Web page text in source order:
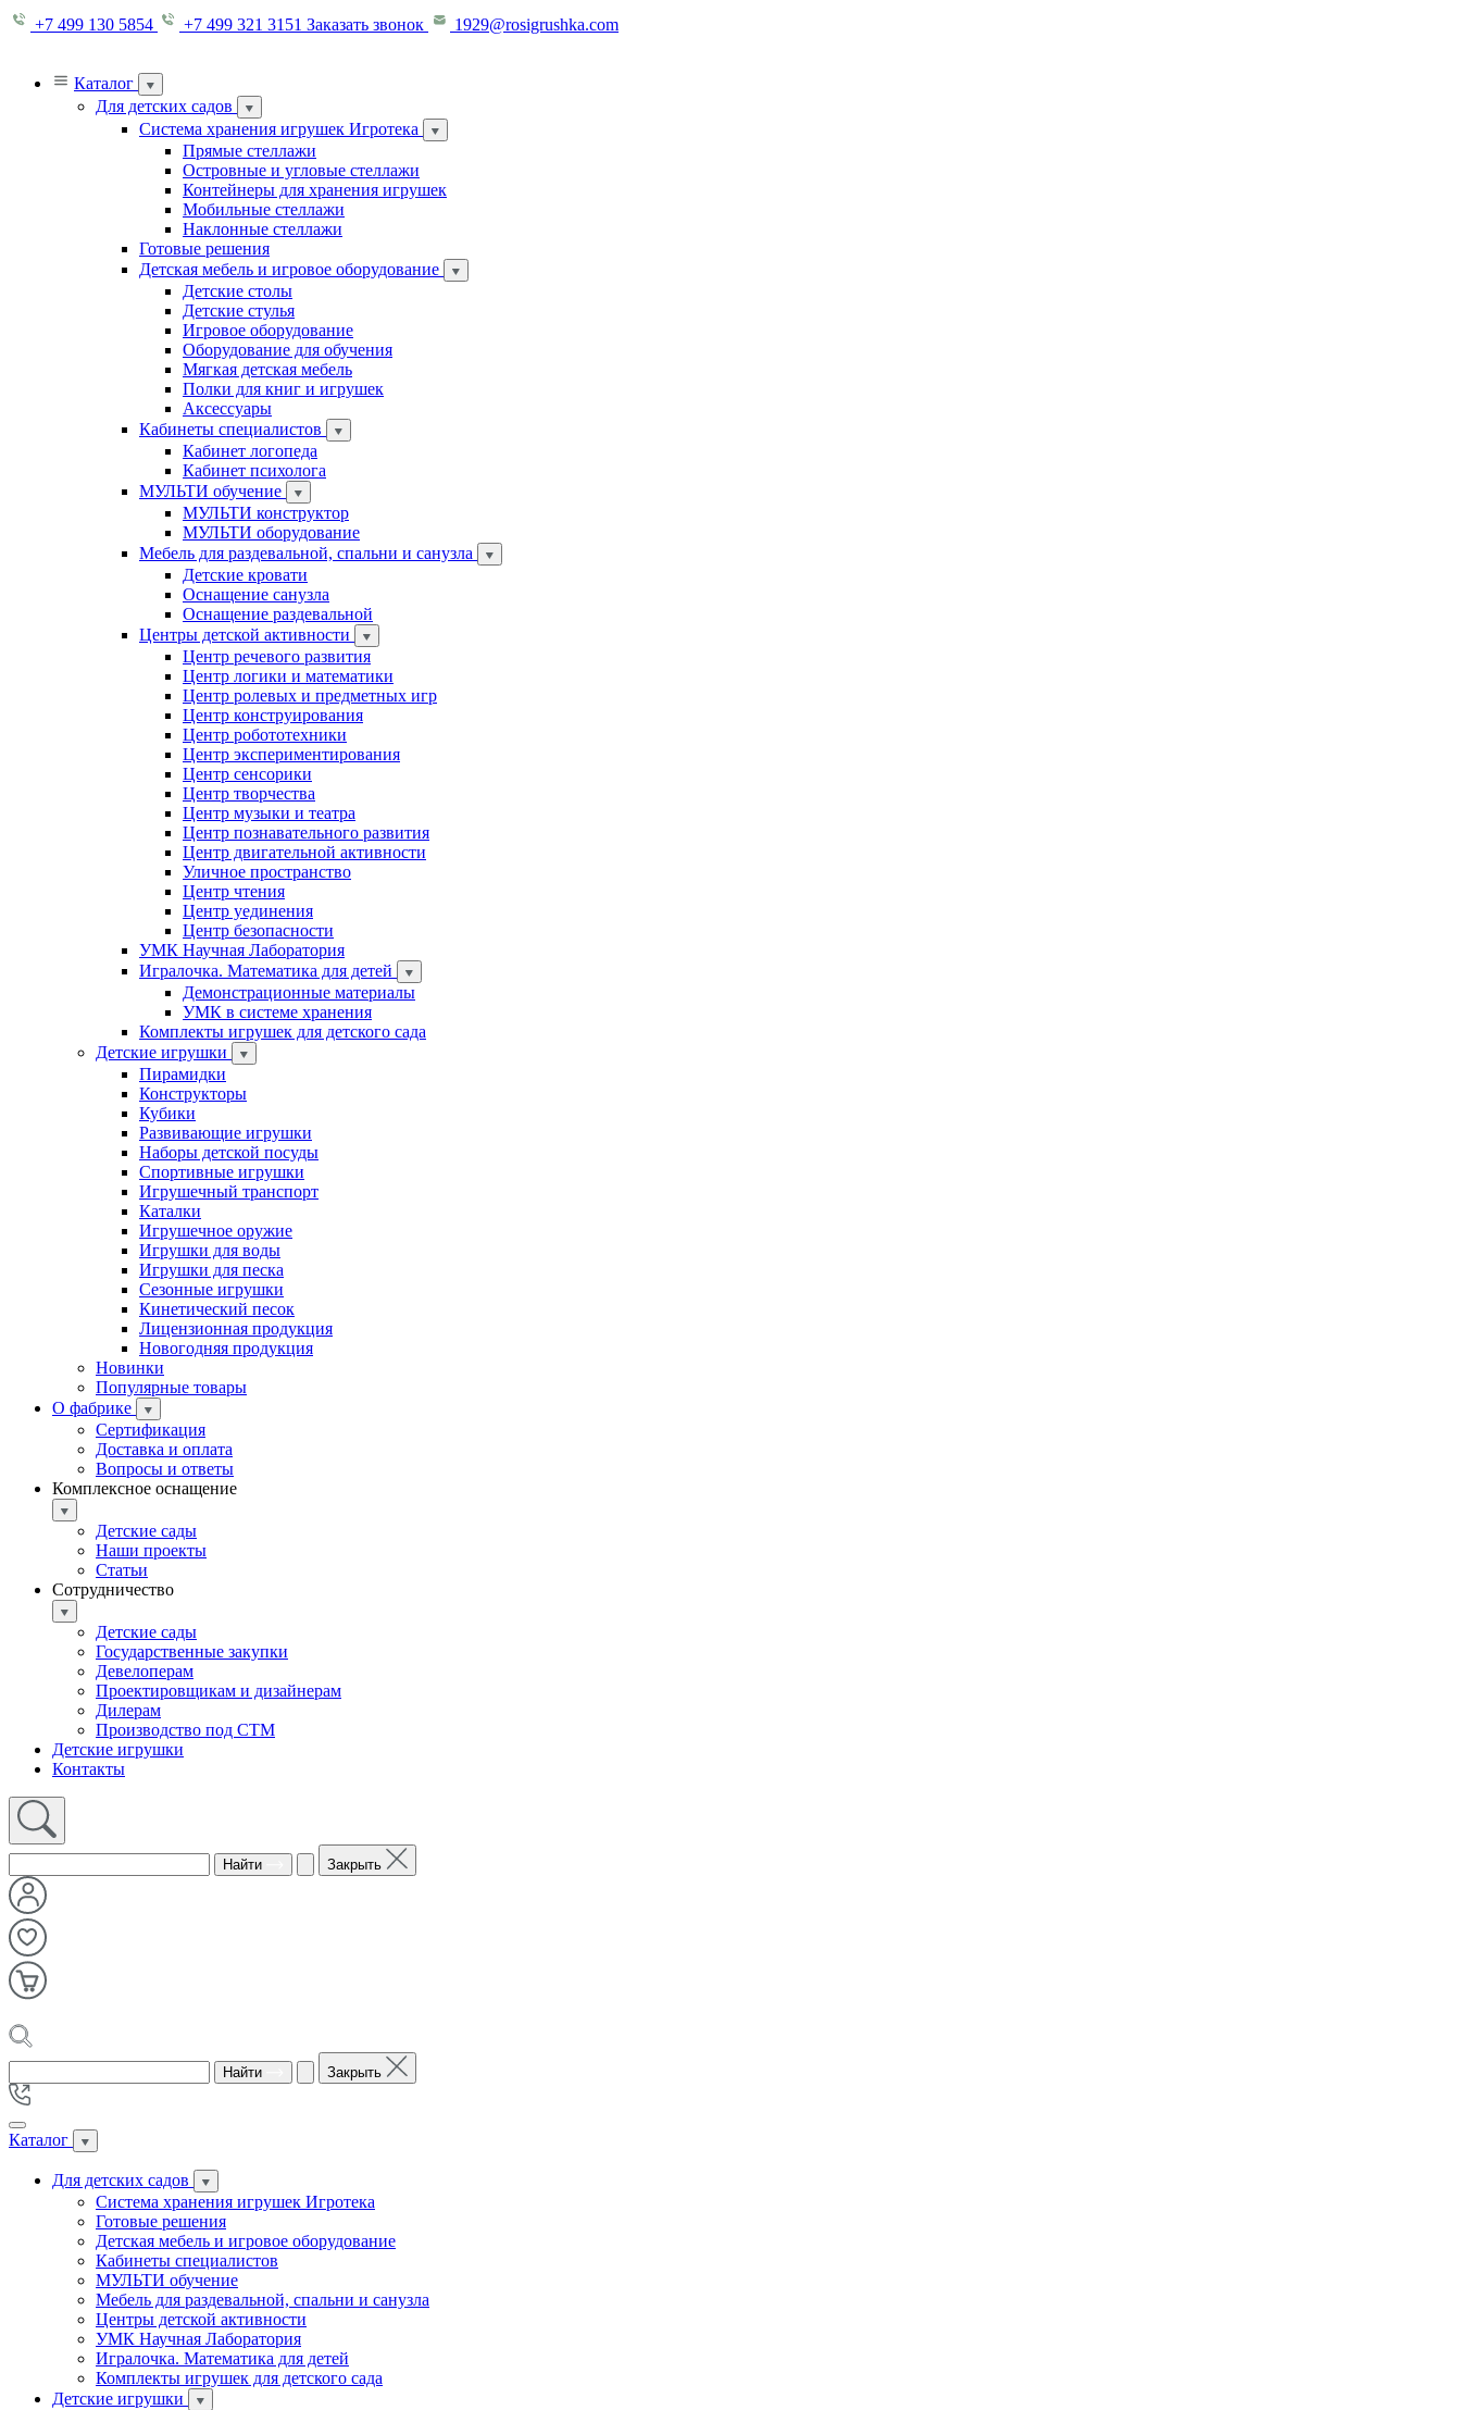
+7 499 130 5854 +7 499 321 3151 Заказать звонок 1929@rosigrushka.com
Каталог
Для детских садов
Система хранения игрушек Игротека
Прямые стеллажи
Островные и угловые стеллажи
Контейнеры для хранения игрушек
Мобильные стеллажи
Наклонные стеллажи
Готовые решения
Детская мебель и игровое оборудование
Детские столы
Детские стулья
Игровое оборудование
Оборудование для обучения
Мягкая детская мебель
Полки для книг и игрушек
Аксессуары
Кабинеты специалистов
Кабинет логопеда
Кабинет психолога
МУЛЬТИ обучение
МУЛЬТИ конструктор
МУЛЬТИ оборудование
Мебель для раздевальной, спальни и санузла
Детские кровати
Оснащение санузла
Оснащение раздевальной
Центры детской активности
Центр речевого развития
Центр логики и математики
Центр ролевых и предметных игр
Центр конструирования
Центр робототехники
Центр экспериментирования
Центр сенсорики
Центр творчества
Центр музыки и театра
Центр познавательного развития
Центр двигательной активности
Уличное пространство
Центр чтения
Центр уединения
Центр безопасности
УМК Научная Лаборатория
Игралочка. Математика для детей
Демонстрационные материалы
УМК в системе хранения
Комплекты игрушек для детского сада
Детские игрушки
Пирамидки
Конструкторы
Кубики
Развивающие игрушки
Наборы детской посуды
Спортивные игрушки
Игрушечный транспорт
Каталки
Игрушечное оружие
Игрушки для воды
Игрушки для песка
Сезонные игрушки
Кинетический песок
Лицензионная продукция
Новогодняя продукция
Новинки
Популярные товары
О фабрике
Сертификация
Доставка и оплата
Вопросы и ответы
Комплексное оснащение
Детские сады
Наши проекты
Статьи
Сотрудничество
Детские сады
Государственные закупки
Девелоперам
Проектировщикам и дизайнерам
Дилерам
Производство под СТМ
Детские игрушки
Контакты
Найти Закрыть
Найти Закрыть
Каталог
Для детских садов
Система хранения игрушек Игротека
Готовые решения
Детская мебель и игровое оборудование
Кабинеты специалистов
МУЛЬТИ обучение
Мебель для раздевальной, спальни и санузла
Центры детской активности
УМК Научная Лаборатория
Игралочка. Математика для детей
Комплекты игрушек для детского сада
Детские игрушки